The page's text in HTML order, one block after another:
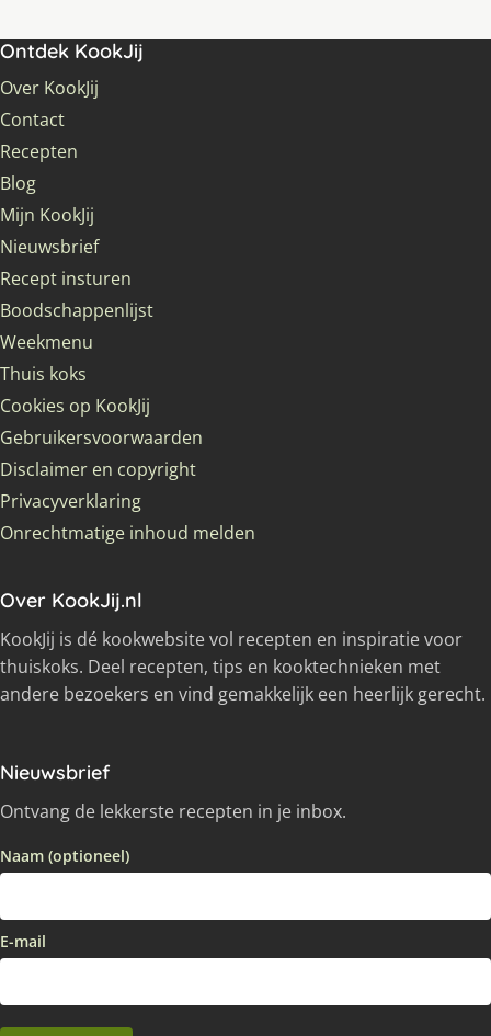
Ontdek KookJij
Over KookJij
Contact
Recepten
Blog
Mijn KookJij
Nieuwsbrief
Recept insturen
Boodschappenlijst
Weekmenu
Thuis koks
Cookies op KookJij
Gebruikersvoorwaarden
Disclaimer en copyright
Privacyverklaring
Onrechtmatige inhoud melden
Over KookJij.nl
KookJij is dé kookwebsite vol recepten en inspiratie voor
thuiskoks. Deel recepten, tips en kooktechnieken met
andere bezoekers en vind gemakkelijk een heerlijk gerecht.
Nieuwsbrief
Ontvang de lekkerste recepten in je inbox.
Naam (optioneel)
E-mail